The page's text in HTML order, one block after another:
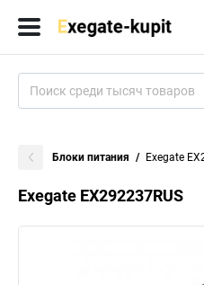
Блоки питания Exegate
Exegate EX292237RUS